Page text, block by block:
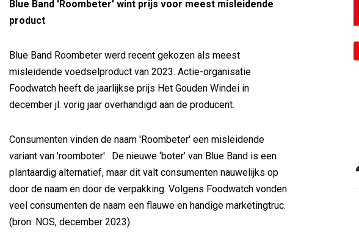
Blue Band 'Roombeter' wint prijs voor meest misleidende
product
Blue Band Roombeter werd recent gekozen als meest
misleidende voedselproduct van 2023. Actie-organisatie
Foodwatch heeft de jaarlijkse prijs Het Gouden Windei in
december jl. vorig jaar overhandigd aan de producent.
Consumenten vinden de naam 'Roombeter' een misleidende
variant van 'roomboter'. De nieuwe ‘boter’ van Blue Band is een
plantaardig alternatief, maar dit valt consumenten nauwelijks op
door de naam en door de verpakking. Volgens Foodwatch vonden
veel consumenten de naam een flauwe en handige marketingtruc.
(bron: NOS, december 2023).